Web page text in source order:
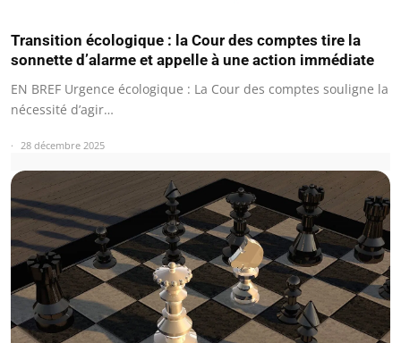
Transition écologique : la Cour des comptes tire la
sonnette d’alarme et appelle à une action immédiate
EN BREF Urgence écologique : La Cour des comptes souligne la
nécessité d’agir…
28 décembre 2025